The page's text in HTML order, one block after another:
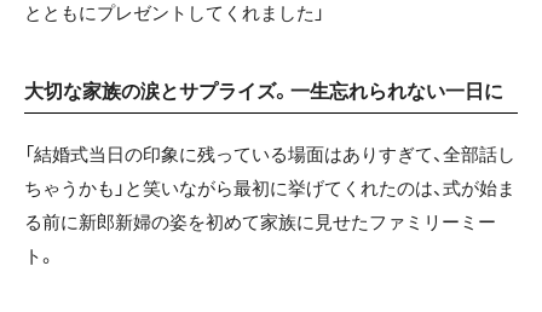
とともにプレゼントしてくれました」
大切な家族の涙とサプライズ。一生忘れられない一日に
「結婚式当日の印象に残っている場面はありすぎて、全部話し
ちゃうかも」と笑いながら最初に挙げてくれたのは、式が始ま
る前に新郎新婦の姿を初めて家族に見せたファミリーミー
ト。